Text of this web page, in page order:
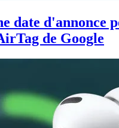
date d'annonce
de Google